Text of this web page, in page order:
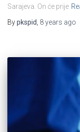
Sarajeva. On će prije
Bypkspid 8 years ago